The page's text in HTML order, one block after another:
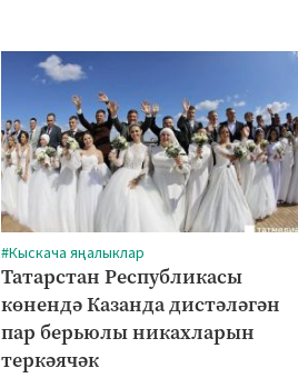
#Кыскача яңалыклар
Татарстан Республикасы
көнендә Казанда дистәләгән
пар берьюлы никахларын
теркәячәк